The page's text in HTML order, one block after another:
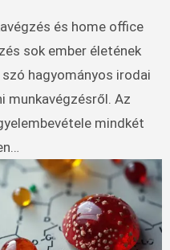
sok ember életének
hagyományos irodai
munkavégzésről. Az
mindkét